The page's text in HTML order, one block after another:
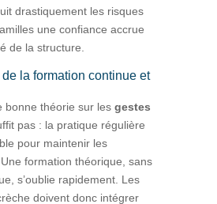
drastiquement les risques
une confiance accrue
de la structure.
de la formation continue et
bonne théorie sur les gestes
pas : la pratique régulière
pour maintenir les
formation théorique, sans
s’oublie rapidement. Les
doivent donc intégrer